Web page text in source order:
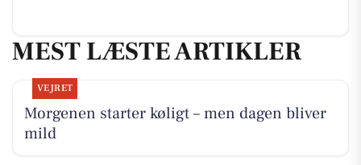
MEST LÆSTE ARTIKLER
VEJRET
Morgenen starter køligt – men dagen bliver
mild